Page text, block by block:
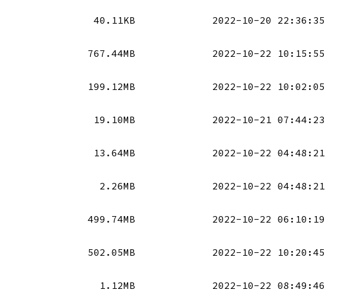
40.11KB 2022-10-20 22:36:35
767.44MB 2022-10-22 10:15:55
199.12MB 2022-10-22 10:02:05
19.10MB 2022-10-21 07:44:23
13.64MB 2022-10-22 04:48:21
2.26MB 2022-10-22 04:48:21
499.74MB 2022-10-22 06:10:19
502.05MB 2022-10-22 10:20:45
1.12MB 2022-10-22 08:49:46